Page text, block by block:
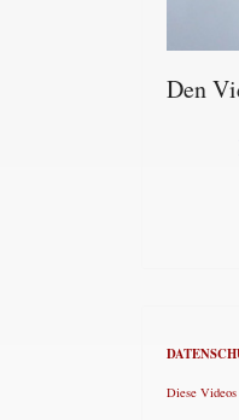
Den
Diese